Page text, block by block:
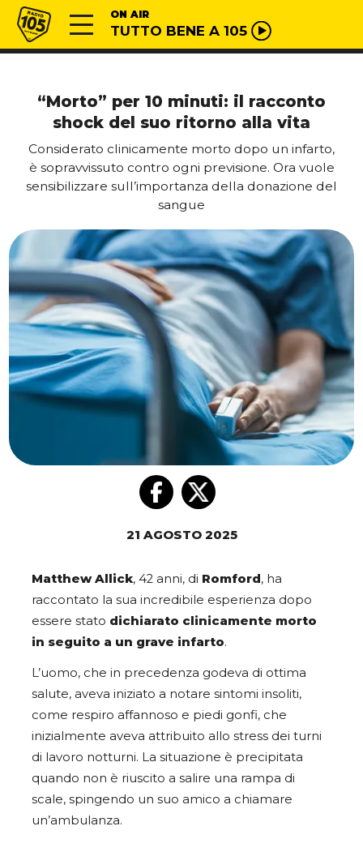
Vai al contenuto
Radio 105 ON AIR
TUTTO BENE A 105
“Morto” per 10 minuti: il racconto
shock del suo ritorno alla vita
Considerato clinicamente morto dopo un infarto,
è sopravvissuto contro ogni previsione. Ora vuole
sensibilizzare sull’importanza della donazione del
sangue
21 AGOSTO 2025
Matthew Allick, 42 anni, di Romford , ha
raccontato la sua incredibile esperienza dopo
essere stato dichiarato clinicamente morto
in seguito a un grave infarto.
L’uomo, che in precedenza godeva di ottima
salute, aveva iniziato a notare sintomi insoliti,
come respiro affannoso e piedi gonfi, che
inizialmente aveva attribuito allo stress dei turni
di lavoro notturni. La situazione è precipitata
quando non è riuscito a salire una rampa di
scale, spingendo un suo amico a chiamare
un’ambulanza.